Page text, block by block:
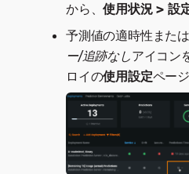
から、使用状況 > 設
予測値の適時性また
ー/追跡なしアイコン
ロイの使用設定ペー